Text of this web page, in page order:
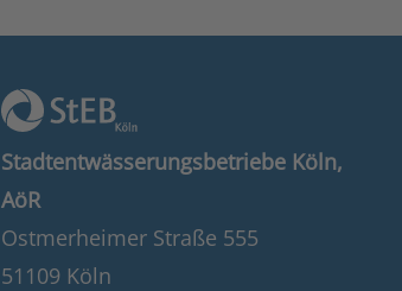
Stadtentwässerungsbetriebe Köln,
AöR
Ostmerheimer Straße 555
51109 Köln